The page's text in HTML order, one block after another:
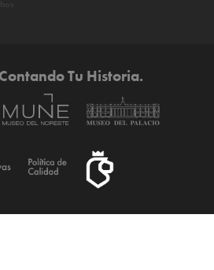
Tu Historia.